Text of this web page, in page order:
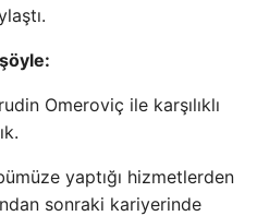
Omeroviç ile karşılıklı
yaptığı hizmetlerden
sonraki kariyerinde